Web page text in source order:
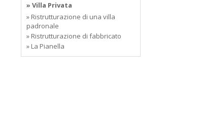
» Villa Privata
» Ristrutturazione di una villa
padronale
» Ristrutturazione di fabbricato
» La Pianella